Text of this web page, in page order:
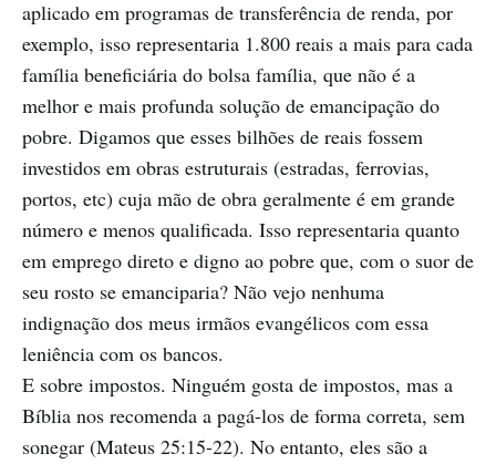
aplicado em programas de transferência de renda, por
exemplo, isso representaria 1.800 reais a mais para cada
família beneficiária do bolsa família, que não é a
melhor e mais profunda solução de emancipação do
pobre. Digamos que esses bilhões de reais fossem
investidos em obras estruturais (estradas, ferrovias,
portos, etc) cuja mão de obra geralmente é em grande
número e menos qualificada. Isso representaria quanto
em emprego direto e digno ao pobre que, com o suor de
seu rosto se emanciparia? Não vejo nenhuma
indignação dos meus irmãos evangélicos com essa
leniência com os bancos.
E sobre impostos. Ninguém gosta de impostos, mas a
Bíblia nos recomenda a pagá-los de forma correta, sem
sonegar (Mateus 25:15-22). No entanto, eles são a